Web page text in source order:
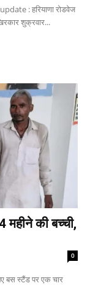
: हरियाणा रोडवेज
शुक्रवार...
की बच्ची,
0
बस स्टैंड पर एक चार